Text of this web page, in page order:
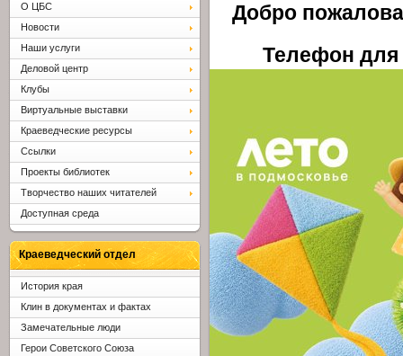
Добро
Телефон для
О ЦБС
Новости
Наши услуги
Деловой центр
Клубы
Виртуальные выставки
Краеведческие ресурсы
Ссылки
Проекты библиотек
Творчество наших читателей
Доступная среда
Краеведческий отдел
История края
Клин в документах и фактах
Замечательные люди
Герои Советского Союза